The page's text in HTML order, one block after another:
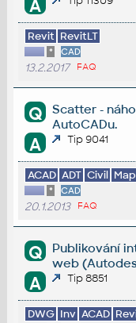
A
Revit RevitLT
* CAD
13.2.2017 FAQ
Q
Scatter -
AutoCADu.
A Tip 9041
ACAD ADT Civil Map
* CAD
20.1.2013 FAQ
Q
Publikování
web
A Tip 8851
DWG Inv ACAD